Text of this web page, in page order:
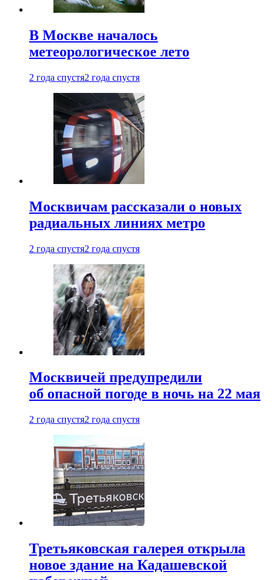
В Москве началось
метеорологическое лето
2 года спустя2 года спустя
Москвичам рассказали о новых
радиальных линиях метро
2 года спустя2 года спустя
Москвичей предупредили
об опасной погоде в ночь на 22 мая
2 года спустя2 года спустя
Третьяковская галерея открыла
новое здание на Кадашевской